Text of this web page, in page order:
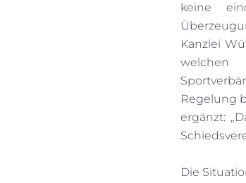
keine
Kanzlei
welchen
Regelung
ergänzt:
Die